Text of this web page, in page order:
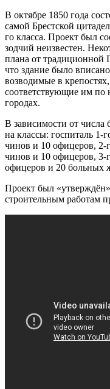
В октябре 1850 года
самой Брестской
го класса. Проект был
зодчий неизвестен.
плана от традиционной
что здание было
возводимые в
соответствующие им по
городах.
В зависимости от числа
на классы: госпиталь
чинов и 10 офицеров, 2-
чинов и 10 офицеров, 3-
офицеров и 20 больных
Проект был
строительным работам